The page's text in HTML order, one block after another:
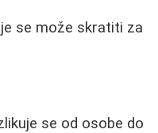
se može skratiti za
se od osobe do